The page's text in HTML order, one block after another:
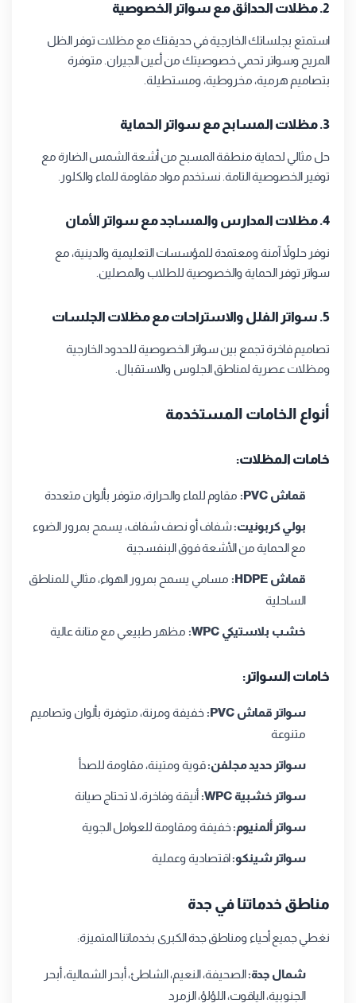
2. مظلات الحدائق مع سواتر الخصوصية
استمتع بجلساتك الخارجية في حديقتك مع مظلات توفر الظل
المريح وسواتر تحمي خصوصيتك من أعين الجيران. متوفرة
بتصاميم هرمية، مخروطية، ومستطيلة.
3. مظلات المسابح مع سواتر الحماية
حل مثالي لحماية منطقة المسبح من أشعة الشمس الضارة مع
توفير الخصوصية التامة. نستخدم مواد مقاومة للماء والكلور.
4. مظلات المدارس والمساجد مع سواتر الأمان
نوفر حلولاً آمنة ومعتمدة للمؤسسات التعليمية والدينية، مع
سواتر توفر الحماية والخصوصية للطلاب والمصلين.
5. سواتر الفلل والاستراحات مع مظلات الجلسات
تصاميم فاخرة تجمع بين سواتر الخصوصية للحدود الخارجية
ومظلات عصرية لمناطق الجلوس والاستقبال.
أنواع الخامات المستخدمة
خامات المظلات:
قماش PVC: مقاوم للماء والحرارة، متوفر بألوان متعددة
بولي كربونيت:شفاف أو نصف شفاف، يسمح بمرور الضوء
مع الحماية من الأشعة فوق البنفسجية
قماش HDPE:
مسامي يسمح بمرور الهواء، مثالي للمناطق
الساحلية
خشب بلاستيكي WPC: مظهر طبيعي مع متانة عالية
خامات السواتر:
سواتر قماش PVC:
خفيفة ومرنة، متوفرة بألوان وتصاميم
متنوعة
سواتر حديد مجلفن:قوية ومتينة، مقاومة للصدأ
سواتر خشبية WPC: أنيقة وفاخرة، لا تحتاج صيانة
سواتر ألمنيوم:خفيفة ومقاومة للعوامل الجوية
سواتر شينكو:اقتصادية وعملية
مناطق خدماتنا في جدة
نغطي جميع أحياء ومناطق جدة الكبرى بخدماتنا المتميزة:
شمال جدة:الصحيفة، النعيم، الشاطئ، أبحر الشمالية، أبحر
الجنوبية، الياقوت، اللؤلؤ، الزمرد